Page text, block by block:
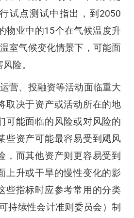
试点测试中指出，到2050
物业中的15个在气候温度升
室气候变化情景下，可能面
险。
营、投融资等活动面临重大
取决于资产或活动所在的地
可能面临的风险或对风险的
些资产可能最容易受到飓风
，而其他资产则更容易受到
上升或干旱的慢性变化的影
些指标时应参考常用的分类
持续性会计准则委员会）制